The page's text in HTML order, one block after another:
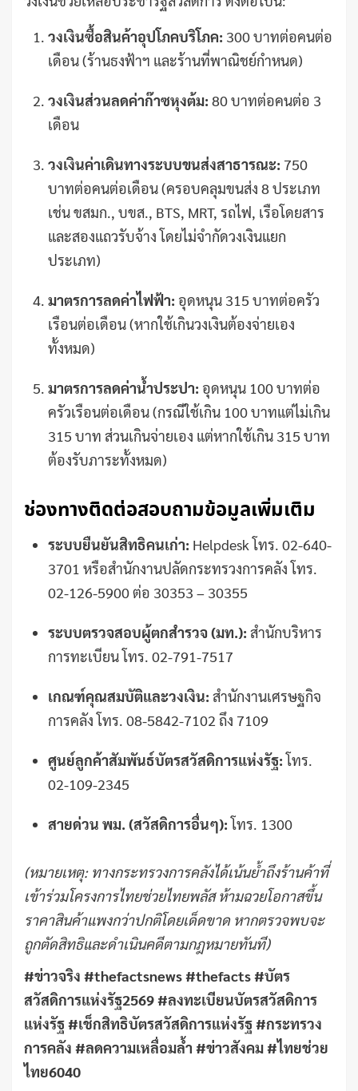
วงเงินซื้อสินค้าอุปโภคบริโภค: 300 บาทต่อคนต่อ
เดือน (ร้านธงฟ้าฯ และร้านที่พาณิชย์กำหนด)
วงเงินส่วนลดค่าก๊าซหุงต้ม: 80 บาทต่อคนต่อ 3
เดือน
วงเงินค่าเดินทางระบบขนส่งสาธารณะ: 750
บาทต่อคนต่อเดือน (ครอบคลุมขนส่ง 8 ประเภท
เช่น ขสมก., บขส., BTS, MRT, รถไฟ, เรือโดยสาร
และสองแถวรับจ้าง โดยไม่จำกัดวงเงินแยก
ประเภท)
มาตรการลดค่าไฟฟ้า: อุดหนุน 315 บาทต่อครัว
เรือนต่อเดือน (หากใช้เกินวงเงินต้องจ่ายเอง
ทั้งหมด)
มาตรการลดค่าน้ำประปา: อุดหนุน 100 บาทต่อ
ครัวเรือนต่อเดือน (กรณีใช้เกิน 100 บาทแต่ไม่เกิน
315 บาท ส่วนเกินจ่ายเอง แต่หากใช้เกิน 315 บาท
ต้องรับภาระทั้งหมด)
ช่องทางติดต่อสอบถามข้อมูลเพิ่มเติม
ระบบยืนยันสิทธิคนเก่า: Helpdesk โทร. 02-640-
3701 หรือสำนักงานปลัดกระทรวงการคลัง โทร.
02-126-5900 ต่อ 30353 – 30355
ระบบตรวจสอบผู้ตกสำรวจ (มท.): สำนักบริหาร
การทะเบียน โทร. 02-791-7517
เกณฑ์คุณสมบัติและวงเงิน: สำนักงานเศรษฐกิจ
การคลัง โทร. 08-5842-7102 ถึง 7109
ศูนย์ลูกค้าสัมพันธ์บัตรสวัสดิการแห่งรัฐ:โทร.
02-109-2345
สายด่วน พม. (สวัสดิการอื่นๆ):โทร. 1300
(หมายเหตุ: ทางกระทรวงการคลังได้เน้นย้ำถึงร้านค้าที่
เข้าร่วมโครงการไทยช่วยไทยพลัส ห้ามฉวยโอกาสขึ้น
ราคาสินค้าแพงกว่าปกติโดยเด็ดขาด หากตรวจพบจะ
ถูกตัดสิทธิและดำเนินคดีตามกฎหมายทันที)
#ข่าวจริง #thefactsnews #thefacts #บัตร
สวัสดิการแห่งรัฐ2569 #ลงทะเบียนบัตรสวัสดิการ
แห่งรัฐ #เช็กสิทธิบัตรสวัสดิการแห่งรัฐ #กระทรวง
การคลัง #ลดความเหลื่อมล้ำ #ข่าวสังคม #ไทยช่วย
ไทย6040